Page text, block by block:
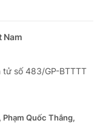
Nam
số 483/GP-BTTTT
Quốc Thắng,